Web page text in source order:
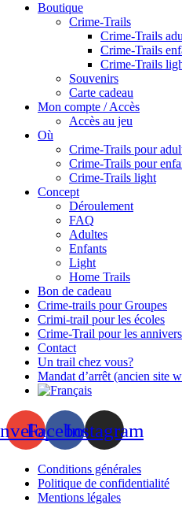
Boutique
Crime-Trails
Crime-Trails
Crime-Trails
Crime-Trails
Souvenirs
Carte cadeau
Mon compte / Accès
Accès au jeu
Où
Crime-Trails pour
Crime-Trails pour
Crime-Trails light
Concept
Déroulement
FAQ
Adultes
Enfants
Light
Home Trails
Bon de cadeau
Crime-trails pour Groupes
Crimi-trail pour les écoles
Crime-Trail pour les
Contact
Un trail chez vous?
Mandat d’arrêt (ancien site
FacebookInstagram
Conditions générales
Politique de confidentialité
Mentions légales